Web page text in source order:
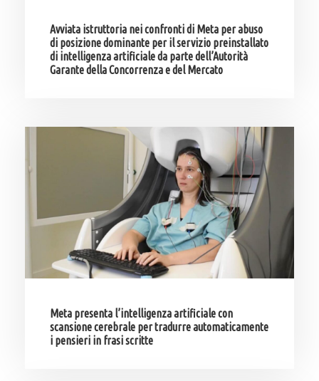
Avviata istruttoria nei confronti di Meta per abuso
di posizione dominante per il servizio preinstallato
di intelligenza artificiale da parte dell’Autorità
Garante della Concorrenza e del Mercato
Meta presenta l’intelligenza artificiale con
scansione cerebrale per tradurre automaticamente
i pensieri in frasi scritte